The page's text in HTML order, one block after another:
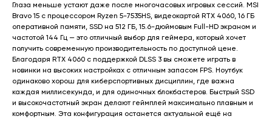
Глаза меньше устают даже после многочасовых игровых сессий. MSI
Bravo 15 с процессором Ryzen 5-7535HS, видеокартой RTX 4060, 16 ГБ
оперативной памяти, SSD на 512 ГБ, 15.6-дюймовым Full-HD экраном и
частотой 144 Гц — это отличный выбор для геймера, который хочет
получить современную производительность по доступной цене.
Благодаря RTX 4060 с поддержкой DLSS 3 вы сможете играть в
новинки на высоких настройках с отличным запасом FPS. Ноутбук
одинаково хорош для киберспортивных дисциплин, где важна
каждая миллисекунда, и для одиночных блокбастеров. Быстрый SSD
и высокочастотный экран делают геймплей максимально плавным и
комфортным. Эта конфигурация останется актуальной ещё на